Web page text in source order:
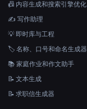
📠 内容生成和搜索引擎优化
✍️ 写作助理
💡 即时库与工程
🏷️ 名称、口号和命名生成器
📚 家庭作业和作文助手
📝 文本生成
📝 求职信生成器